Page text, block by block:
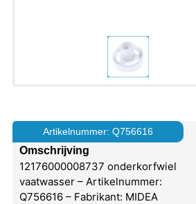
Artikelnummer: Q756616
Omschrijving
12176000008737 onderkorfwiel
vaatwasser – Artikelnummer:
Q756616 – Fabrikant: MIDEA